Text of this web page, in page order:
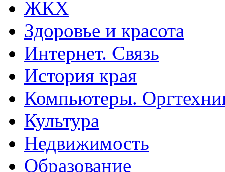
ЖКХ
Здоровье и красота
Интернет. Связь
История края
Компьютеры.
Культура
Недвижимость
Образование